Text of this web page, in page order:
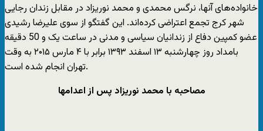
خانواده‌های آنها، نرگس محمدی و محمد نوریزاد در مقابل زندان رجایی
شهر کرج تجمع اعتراضی کرده‌اند. این گفتگو از سوی علیرضا رشیدی
عضو کمپین دفاع از زندانیان سیاسی و مدنی در ساعت یک و 50 دقیقه
بامداد روز چهارشنبه ۱۳ اسفند ۱۳۹۳ برابر با ۴ مارس ۲۰۱۵ به وقت
تهران انجام شده است.
مصاحبه با محمد نوریزاد پس از اعدامها